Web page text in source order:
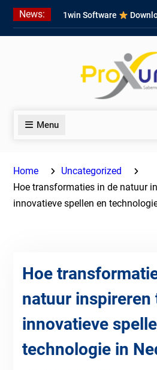
Skip
content
News: 1win Software
on To Unit Installation
Ce qui rend Chicken
populaire en France
1win App Get 1win Apk
To Enjoy About Typically
Menu
Home
Uncategorized
Hoe transformaties in de natuur
innovatieve spellen en
Hoe
natuur inspireren
innovatieve
technologie in